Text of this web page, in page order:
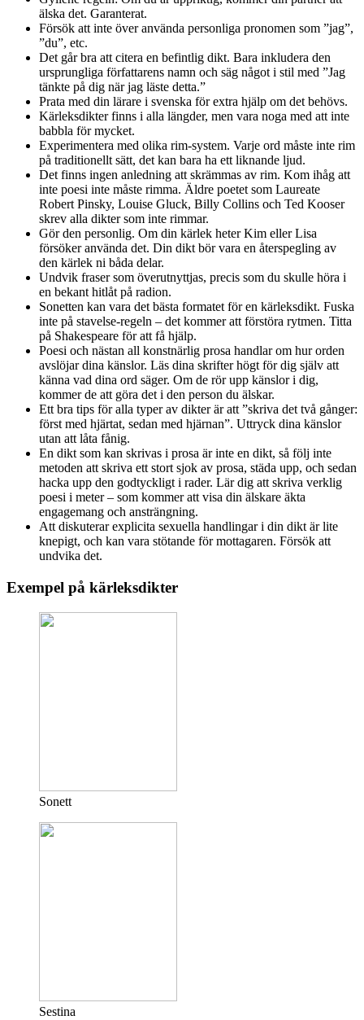
älska det. Garanterat.
Försök att inte över använda personliga pronomen som ”jag”,
”du”, etc.
Det går bra att citera en befintlig dikt. Bara inkludera den
ursprungliga författarens namn och säg något i stil med ”Jag
tänkte på dig när jag läste detta.”
Prata med din lärare i svenska för extra hjälp om det behövs.
Kärleksdikter finns i alla längder, men vara noga med att inte
babbla för mycket.
Experimentera med olika rim-system. Varje ord måste inte rim
på traditionellt sätt, det kan bara ha ett liknande ljud.
Det finns ingen anledning att skrämmas av rim. Kom ihåg att
inte poesi inte måste rimma. Äldre poetet som Laureate
Robert Pinsky, Louise Gluck, Billy Collins och Ted Kooser
skrev alla dikter som inte rimmar.
Gör den personlig. Om din kärlek heter Kim eller Lisa
försöker använda det. Din dikt bör vara en återspegling av
den kärlek ni båda delar.
Undvik fraser som överutnyttjas, precis som du skulle höra i
en bekant hitlåt på radion.
Sonetten kan vara det bästa formatet för en kärleksdikt. Fuska
inte på stavelse-regeln – det kommer att förstöra rytmen. Titta
på Shakespeare för att få hjälp.
Poesi och nästan all konstnärlig prosa handlar om hur orden
avslöjar dina känslor. Läs dina skrifter högt för dig själv att
känna vad dina ord säger. Om de rör upp känslor i dig,
kommer de att göra det i den person du älskar.
Ett bra tips för alla typer av dikter är att ”skriva det två gånger:
först med hjärtat, sedan med hjärnan”. Uttryck dina känslor
utan att låta fånig.
En dikt som kan skrivas i prosa är inte en dikt, så följ inte
metoden att skriva ett stort sjok av prosa, städa upp, och sedan
hacka upp den godtyckligt i rader. Lär dig att skriva verklig
poesi i meter – som kommer att visa din älskare äkta
engagemang och ansträngning.
Att diskuterar explicita sexuella handlingar i din dikt är lite
knepigt, och kan vara stötande för mottagaren. Försök att
undvika det.
Exempel på kärleksdikter
Sonett
Sestina